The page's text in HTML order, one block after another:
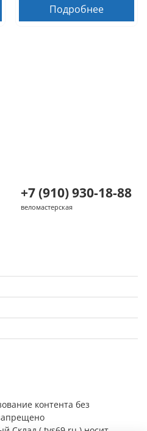
Подробнее
+7 (910) 930-18-88
веломастерская
контента без